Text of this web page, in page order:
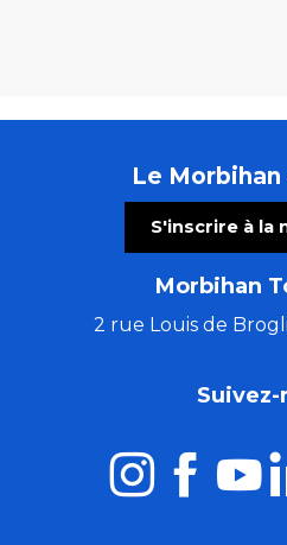
Le
S'inscrire à la
Morbihan
2 rue Louis de
Suivez-